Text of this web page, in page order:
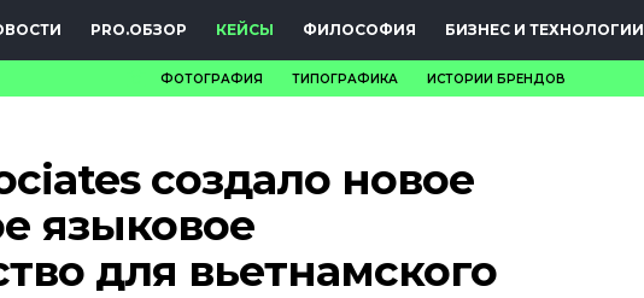
PRO.ОБЗОР КЕЙСЫ ФИЛОСОФИЯ БИЗНЕС И ТЕХНОЛОГИИ
ФОТОГРАФИЯ ТИПОГРАФИКА ИСТОРИИ БРЕНДОВ
создало новое
языковое
для вьетнамского
PRO.ОБЗОР